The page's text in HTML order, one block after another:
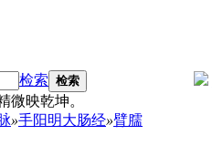
检索 检索
微映乾坤。
»手阳明大肠经»臂臑